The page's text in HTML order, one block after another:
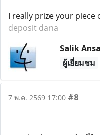
I really prize your piece
deposit dana
Salik
ผู้เยี่ยมชม
7 พ.ค. 2569 17:00 #8